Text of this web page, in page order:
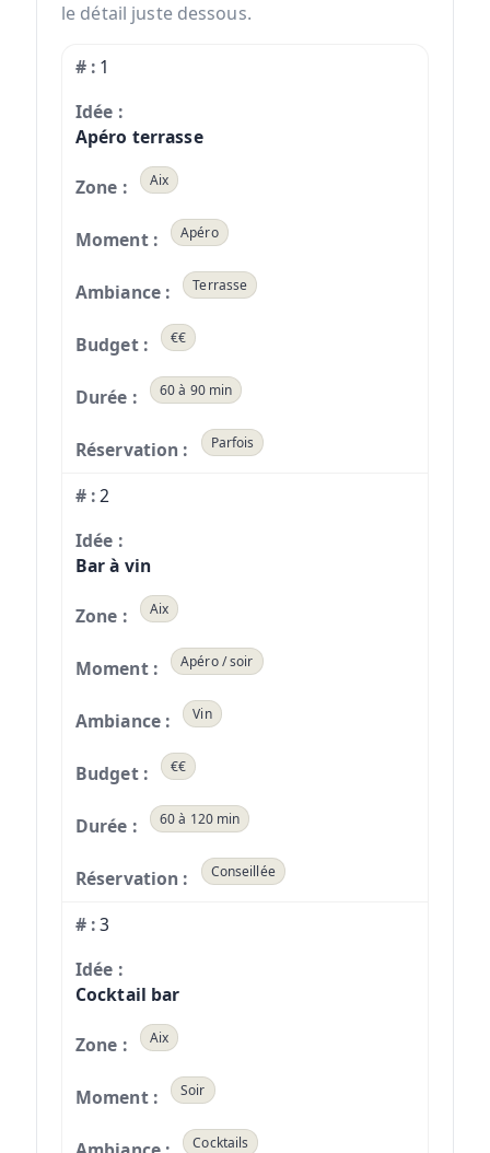
le détail juste dessous.
1
Apéro terrasse
Aix
Apéro
Terrasse
€€
60 à 90 min
Parfois
2
Bar à vin
Aix
Apéro / soir
Vin
€€
60 à 120 min
Conseillée
3
Cocktail bar
Aix
Soir
Cocktails